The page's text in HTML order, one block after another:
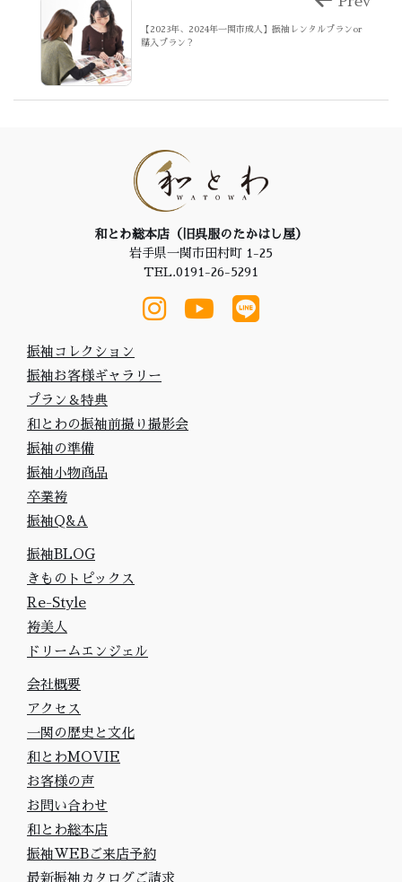
【2023年、2024年一関市成人】振袖レンタルプランor
購入プラン？
和とわ総本店（旧呉服のたかはし屋）
岩手県一関市田村町 1-25
TEL.0191-26-5291
振袖コレクション
振袖お客様ギャラリー
プラン＆特典
和とわの振袖前撮り撮影会
振袖の準備
振袖小物商品
卒業袴
振袖Q&A
振袖BLOG
きものトピックス
Re-Style
袴美人
ドリームエンジェル
会社概要
アクセス
一関の歴史と文化
和とわMOVIE
お客様の声
お問い合わせ
和とわ総本店
振袖WEBご来店予約
最新振袖カタログご請求